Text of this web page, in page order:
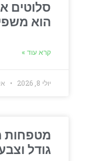
הוא
קרא עוד »
יולי 8, 2026
מטפחות
גודל